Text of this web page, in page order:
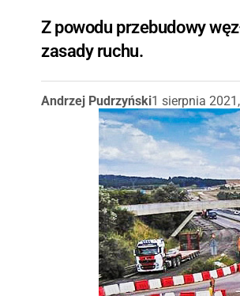
Z powodu przebudowy
zasady ruchu.
Andrzej Pudrzyński1 sierpnia